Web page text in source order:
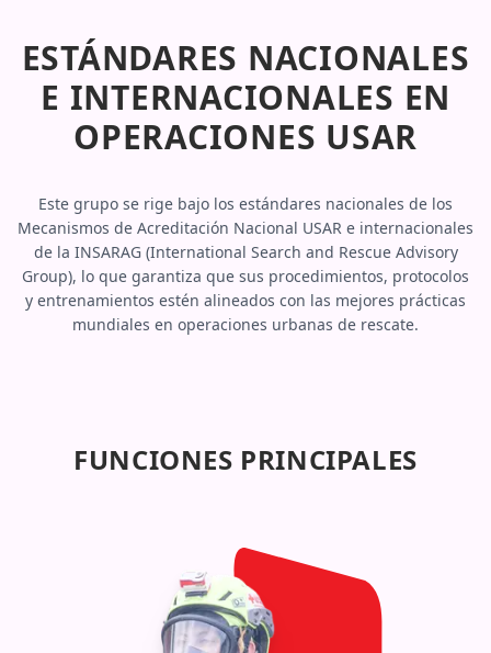
ESTÁNDARES NACIONALES
E INTERNACIONALES EN
OPERACIONES USAR
Este grupo se rige bajo los estándares nacionales de los
Mecanismos de Acreditación Nacional USAR e internacionales
de la INSARAG (International Search and Rescue Advisory
Group), lo que garantiza que sus procedimientos, protocolos
y entrenamientos estén alineados con las mejores prácticas
mundiales en operaciones urbanas de rescate.
FUNCIONES PRINCIPALES